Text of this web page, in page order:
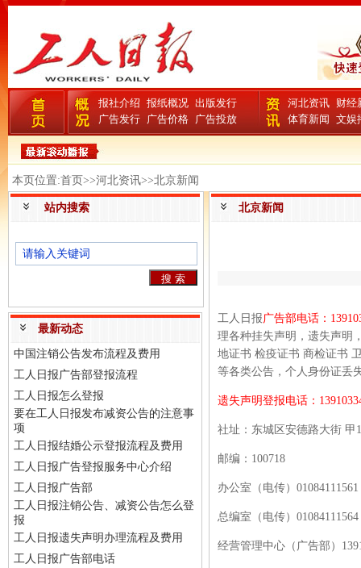
报社介绍 报纸概况 出版发行
广告发行 广告价格 广告投放
河北资讯 财经
体育新闻 文娱
本页位置:首页>>河北资讯>>北京新闻
站内搜索
最新动态
中国注销公告发布流程及费用
工人日报广告部登报流程
工人日报怎么登报
要在工人日报发布减资公告的注意事
项
工人日报结婚公示登报流程及费用
工人日报广告登报服务中心介绍
工人日报广告部
工人日报注销公告、减资公告怎么登
报
工人日报遗失声明办理流程及费用
工人日报广告部电话
北京新闻
工人日报广告部电话：
理各种挂失声明，遗失声明
地证书 检疫证书 商检证书
等各类公告，个人身份证丢
遗失声明登报电话：
社址：东城区安德路大街 甲
邮编： 100718
办公室（电传） 01084111561
总编室（电传） 01084111564
经营管理中心（广告部）